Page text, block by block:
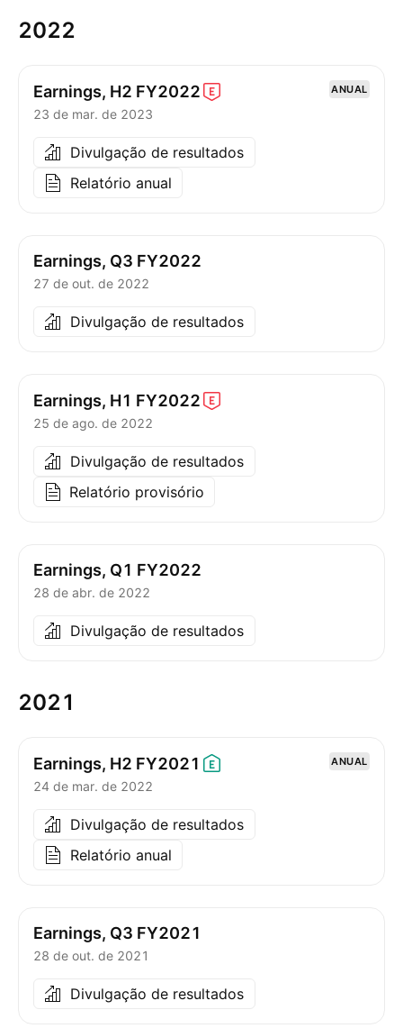
2022
Earnings, H2 FY2022 ANUAL
23 de mar. de 2023
Divulgação de resultados
Relatório anual
Earnings, Q3 FY2022
27 de out. de 2022
Divulgação de resultados
Earnings, H1 FY2022
25 de ago. de 2022
Divulgação de resultados
Relatório provisório
Earnings, Q1 FY2022
28 de abr. de 2022
Divulgação de resultados
2021
Earnings, H2 FY2021 ANUAL
24 de mar. de 2022
Divulgação de resultados
Relatório anual
Earnings, Q3 FY2021
28 de out. de 2021
Divulgação de resultados